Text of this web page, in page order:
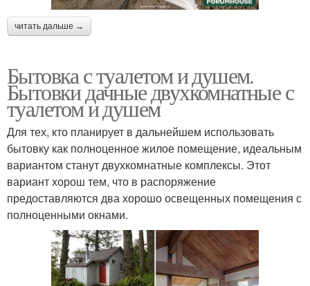
читать дальше →
Бытовка с туалетом и душем.
Бытовки дачные двухкомнатные с
туалетом и душем
Для тех, кто планирует в дальнейшем использовать
бытовку как полноценное жилое помещение, идеальным
вариантом станут двухкомнатные комплексы. Этот
вариант хорош тем, что в распоряжение
предоставляются два хорошо освещенных помещения с
полноценными окнами.